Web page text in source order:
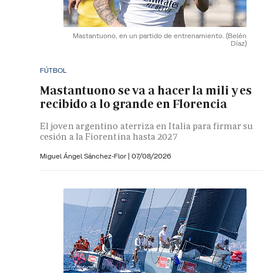
Mastantuono, en un partido de entrenamiento. (Belén
Díaz)
FÚTBOL
Mastantuono se va a hacer la mili y es
recibido a lo grande en Florencia
El joven argentino aterriza en Italia para firmar su
cesión a la Fiorentina hasta 2027
Miguel Ángel Sánchez-Flor | 07/08/2026